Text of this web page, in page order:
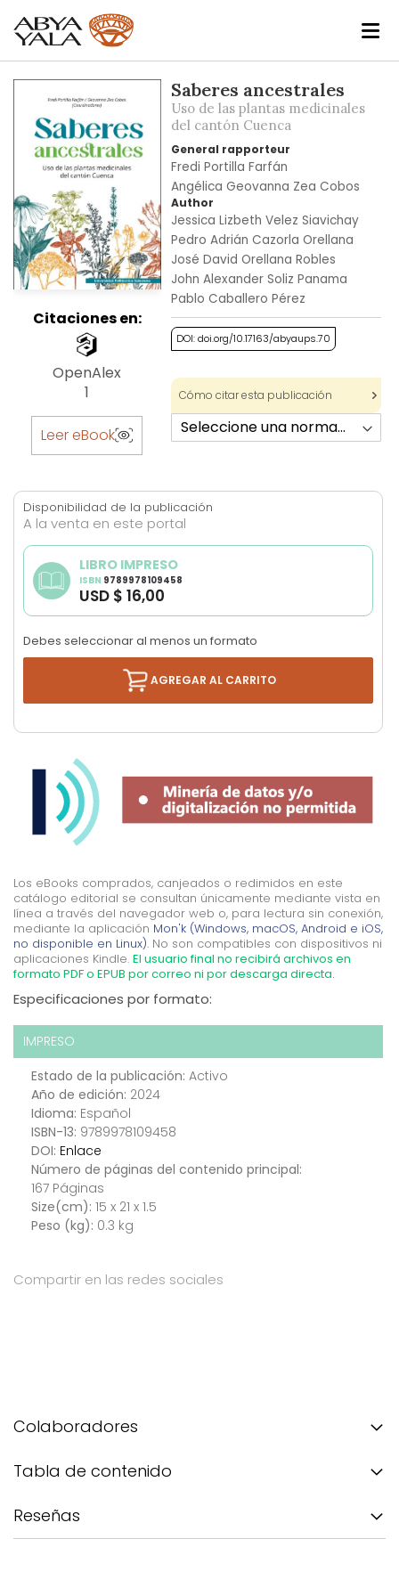
the
end
images
gallery
Citaciones en:
OpenAlex
1
Skip
the
of
the
images
gallery
Leer eBook
Saberes ancestrales
Uso de las plantas medicinales
del cantón Cuenca
General rapporteur
Fredi Portilla Farfán
Angélica Geovanna Zea Cobos
Author
Jessica Lizbeth Velez Siavichay
Pedro Adrián Cazorla Orellana
José David Orellana Robles
John Alexander Soliz Panama
Pablo Caballero Pérez
DOI: doi.org/10.17163/abyaups.70
Cómo citar esta publicación
Disponibilidad de la publicación
A la venta en este portal
LIBRO IMPRESO
ISBN 9789978109458
USD $ 16,00
Debes seleccionar al menos un formato
AGREGAR AL CARRITO
Los eBooks comprados, canjeados o redimidos en este
catálogo editorial se consultan únicamente mediante vista en
línea a través del navegador web o, para lectura sin conexión,
mediante la aplicación Mon'k (Windows, macOS, Android e iOS,
no disponible en Linux). No son compatibles con dispositivos ni
aplicaciones Kindle. El usuario final no recibirá archivos en
formato PDF o EPUB por correo ni por descarga directa.
Especificaciones por formato:
IMPRESO
Estado de la publicación: Activo
Año de edición: 2024
Idioma: Español
ISBN-13: 9789978109458
DOI: Enlace
Número de páginas del contenido principal:
167 Páginas
Size(cm): 15 x 21 x 1.5
Peso (kg): 0.3 kg
Compartir en las redes sociales
Colaboradores
Tabla de contenido
Reseñas